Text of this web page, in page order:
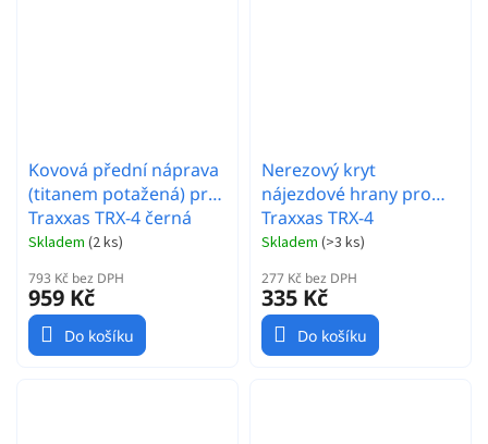
Kovová přední náprava
(titanem potažená) pro
Traxxas TRX-4 černá
Skladem (2 ks)
793 Kč bez DPH
959 Kč
Do košíku
Nerezový kryt
nájezdové hrany pro
Traxxas TRX-4
Skladem (>3 ks)
277 Kč bez DPH
335 Kč
Do košíku